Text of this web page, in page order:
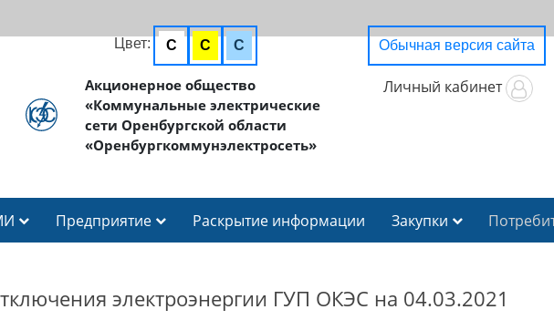
Цвет: C C C Обычная версия сайта
Акционерное общество
«Коммунальные электрические
сети Оренбургской области
«Оренбургкоммунэлектросеть»
Личный кабинет
Предприятие Раскрытие информации Закупки
электроэнергии ГУП ОКЭС на 04.03.2021